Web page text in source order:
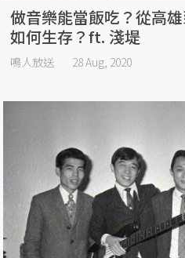
做音樂能當飯吃？從高
如何生存？ft. 淺堤
鳴人放送 28 Aug, 2020